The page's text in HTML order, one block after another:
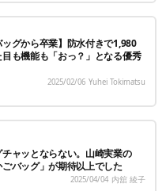
ッグから卒業】防水付きで1,980
目も機能も「おっ？」となる優秀
2025/02/06 Yuhei Tokimatsu
ャッとならない。山崎実業の
ごバッグ」が期待以上でした
2025/04/04 内舘 綾子